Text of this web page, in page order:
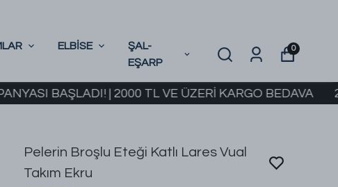
ELBİSE
ŞAL-
EŞARP
0
| 2000 TL VE ÜZERİ KARGO BEDAVA 2.
Pelerin Broşlu Eteği Katlı Lares Vual
Takım Ekru